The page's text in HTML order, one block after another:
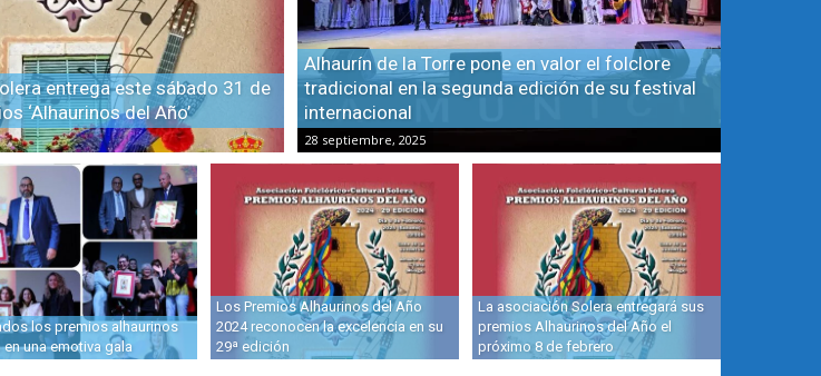
entrega este sábado 31 de
‘Alhaurinos del Año’
Alhaurín de la Torre pone en valor el folclore
tradicional en la segunda edición de su festival
internacional
28 septiembre, 2025
los premios alhaurinos
en una emotiva gala
Los Premios Alhaurinos del Año
2024 reconocen la excelencia en su
29ª edición
La asociación Solera entregará sus
premios Alhaurinos del Año el
próximo 8 de febrero